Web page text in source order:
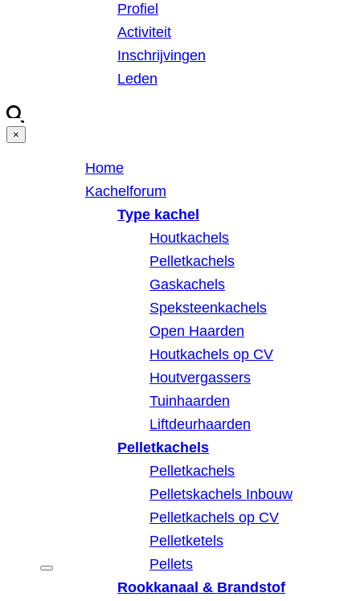
Profiel
Activiteit
Inschrijvingen
Leden
×
Home
Kachelforum
Type kachel
Houtkachels
Pelletkachels
Gaskachels
Speksteenkachels
Open Haarden
Houtkachels op CV
Houtvergassers
Tuinhaarden
Liftdeurhaarden
Pelletkachels
Pelletkachels
Pelletskachels Inbouw
Pelletkachels op CV
Pelletketels
Pellets
Rookkanaal & Brandstof